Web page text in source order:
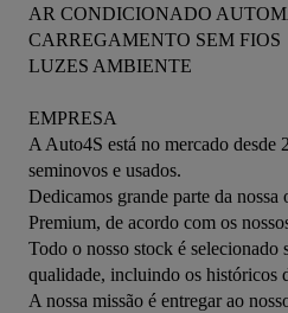
AR CONDICIONADO
CARREGAMENTO SEM FIOS
LUZES AMBIENTE
EMPRESA
A Auto4S está no mercado desde
seminovos e usados.
Dedicamos grande parte da nossa
Premium, de acordo com os
Todo o nosso stock é selecionado
qualidade, incluindo os históricos
A nossa missão é entregar ao